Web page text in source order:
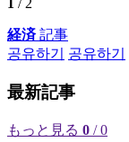
/ 2
経済記事
공유하기
공유하기
最新記事
もっと見る 0 / 0